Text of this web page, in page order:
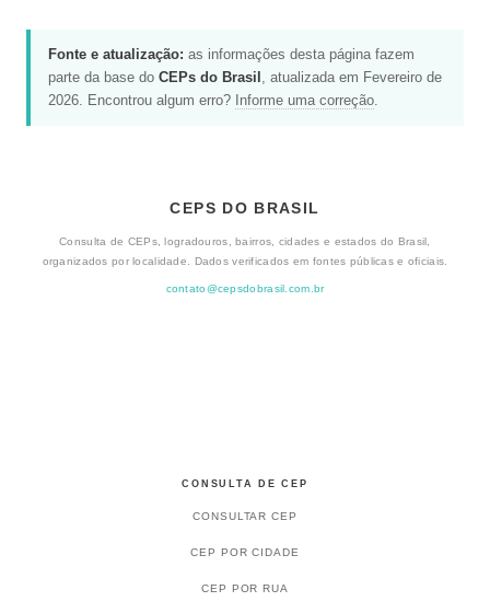
Fonte e atualização: as informações desta página fazem
parte da base do CEPs do Brasil , atualizada em Fevereiro de
2026. Encontrou algum erro? Informe uma correção.
CEPS DO BRASIL
Consulta de CEPs, logradouros, bairros, cidades e estados do Brasil,
organizados por localidade. Dados verificados em fontes públicas e oficiais.
contato@cepsdobrasil.com.br
CONSULTA DE CEP
CONSULTAR CEP
CEP POR CIDADE
CEP POR RUA